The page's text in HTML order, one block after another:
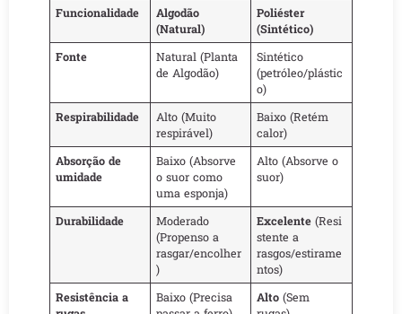
Funcionalidade
Algodão
(Natural)
Poliéster
(Sintético)
Fonte
Natural (Planta
de Algodão)
Sintético
(petróleo/plástic
o)
Respirabilidade
Alto (Muito
respirável)
Baixo (Retém
calor)
Absorção de
umidade
Baixo (Absorve
o suor como
uma esponja)
Alto (Absorve o
suor)
Durabilidade
Moderado
(Propenso a
rasgar/encolher
)
Excelente (Resi
stente a
rasgos/estirame
ntos)
Resistência a
Baixo (Precisa
Alto (Sem